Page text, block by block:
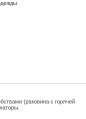
(раковина с горячей